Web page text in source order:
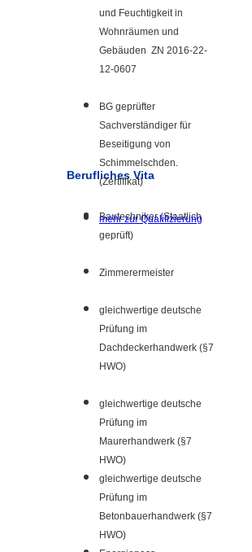
Berufliches Vita
Bautechniker (Staatlich
geprüft)
Zimmerermeister
gleichwertige deutsche
Prüfung im
Dachdeckerhandwerk (§7
HWO)
gleichwertige deutsche
Prüfung im
Maurerhandwerk (§7
HWO)
gleichwertige deutsche
Prüfung im
Betonbauerhandwerk (§7
HWO)
und Feuchtigkeit in
Wohnräumen und
Gebäuden ZN 2016-22-
12-0607
BG geprüfter
Sachverständiger für
Beseitigung von
Schimmelschden.
(Zertifikat)
mehr zur Qualifizierung